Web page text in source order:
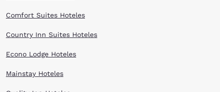
Comfort Suites Hoteles
Country Inn Suites Hoteles
Econo Lodge Hoteles
Mainstay Hoteles